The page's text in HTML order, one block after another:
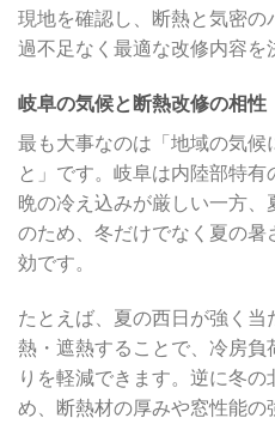
現地を確認し、断熱と気密の
過不足なく最適な改修内容を
岐阜の気候と断熱改修の相性
最も大事なのは「地域の気候
と」です。岐阜は内陸部特
晩の冷え込みが厳しい一方、
のため、冬だけでなく夏の
効です。
たとえば、夏の西日が強く
熱・遮熱することで、冷房負
りを軽減できます。逆に冬
め、断熱材の厚みや窓性能